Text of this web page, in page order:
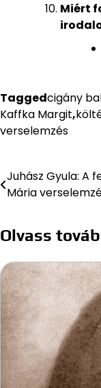
Miért
Taggedcigány
Kaffka Margit,
verselemzés
Bejegyzés
navigáció
Juhász Gyula: A
Mária
Olvass